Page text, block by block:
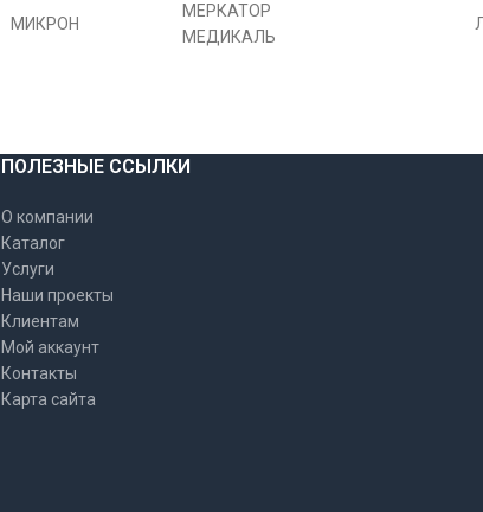
МИКРОН
МЕРКАТОР
МЕДИКАЛЬ
ПОЛЕЗНЫЕ ССЫЛКИ
О компании
Каталог
Услуги
Наши проекты
Клиентам
Мой аккаунт
Контакты
Карта сайта